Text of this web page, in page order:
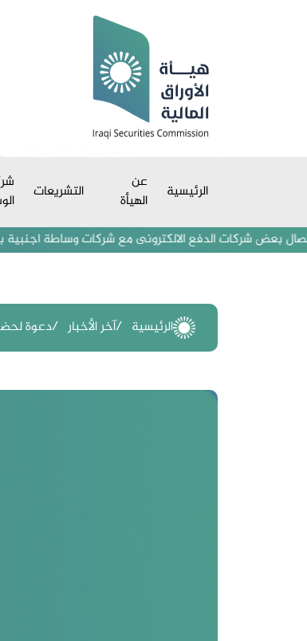
الرئيسية
عن
الهيأة
التشريعات
شركات الدفع الالكترونى مع شركات وساطة اجنبية بهدف
الرئيسية آخر الأخبار دعوة